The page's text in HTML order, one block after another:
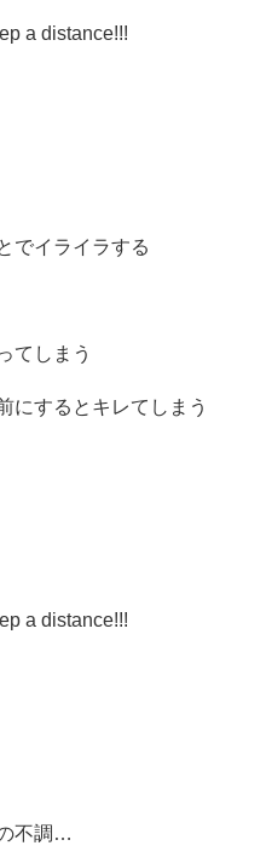
a distance!!!
でイライラする
てしまう
にするとキレてしまう
a distance!!!
不調…